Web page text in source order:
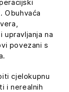
Obuhvaća
upravljanja na
povezani s
cjelokupnu
i nerealnih